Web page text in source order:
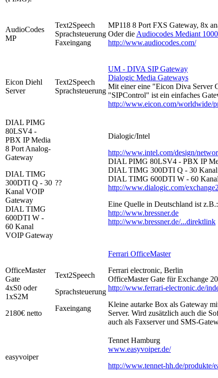
AudioCodes
MP
Text2Speech
Sprachsteuerung
Faxeingang
MP118 8 Port FXS Gateway, 8x
Oder dieAudiocodes Mediant 1000
http://www.audiocodes.com/
Eicon Diehl
Server
Text2Speech
Sprachsteuerung
UM - DIVA SIP Gateway
Dialogic Media Gateways
Mit einer eine "Eicon Diva Server
"SIPControl" ist ein einfaches
http://www.eicon.com/worldwide/
DIAL PIMG
80LSV4 -
PBX IP Media
8 Port Analog-
Gateway
DIAL TIMG
300DTI Q - 30
Kanal VOIP
Gateway
DIAL TIMG
600DTI W -
60 Kanal
VOIP Gateway
??
Dialogic/Intel
http://www.intel.com/design/
DIAL PIMG 80LSV4 - PBX IP
DIAL TIMG 300DTI Q - 30
DIAL TIMG 600DTI W - 60
http://www.dialogic.com/
Eine Quelle in Deutschland ist z.B.:
http://www.bressner.de
http://www.bressner.de/...direktlink
OfficeMaster
Gate
4xS0 oder
1xS2M
2180€ netto
Text2Speech
Sprachsteuerung
Faxeingang
Ferrari OfficeMaster
Ferrari electronic, Berlin
OfficeMaster Gate für Exchange
http://www.ferrari-electronic.de/
Kleine autarke Box als Gateway
Server. Wird zusätzlich auch die
auch als Faxserver und SMS-
easyvoiper
Tennet Hamburg
www.easyvoiper.de/
http://www.tennet-hh.de/produkte/